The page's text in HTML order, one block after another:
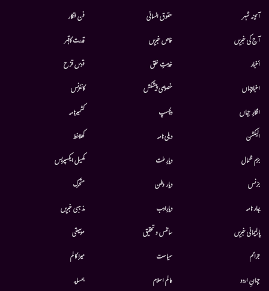
آئینہ شہر
آج کی خبریں
أخبار
اخبارجہاں
افکارِ جہاں
الیکشن
بزم شمال
بزنس
بہار نامہ
پارلیمانی خبریں
جرائم
جہانِ اردو
حقوق انسانی
خاص خبریں
خدمتِ خلق
خصوصی پیشکش
دلچسپ
دہلی نامہ
دیارِ ملت
دیار وطن
دیارِادب
سائنس و تحقیق
سیاست
عالم اسلام
فن فنکار
قدرت کاقہر
قوس قزح
کانفرنس
کشمیرنامہ
کھلاخط
کھیل ایکسپریس
متحرك
مذہبی خبریں
موسيقى
میرا کالم
ہمسایہ